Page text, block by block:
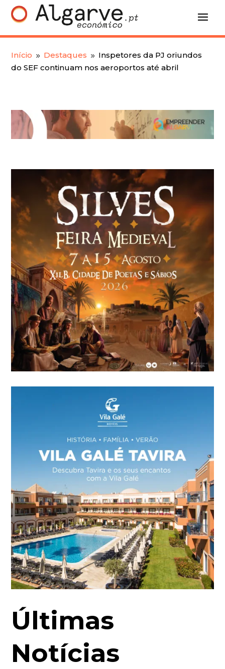
Início 9 Destaques 9 Inspetores da PJ oriundos
do SEF continuam nos aeroportos até abril
Últimas
Notícias